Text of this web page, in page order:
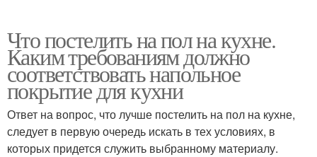
Что постелить на пол на кухне.
Каким требованиям должно
соответствовать напольное
покрытие для кухни
Ответ на вопрос, что лучше постелить на пол на кухне,
следует в первую очередь искать в тех условиях, в
которых придется служить выбранному материалу.